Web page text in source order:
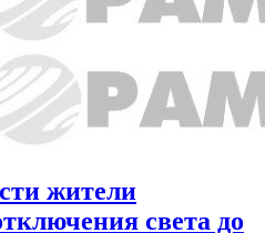
жители
света до